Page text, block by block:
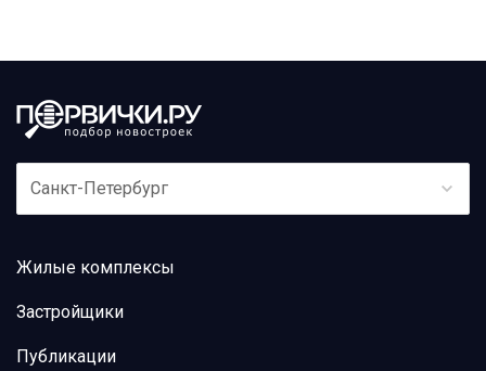
Санкт-Петербург
Жилые комплексы
Застройщики
Публикации